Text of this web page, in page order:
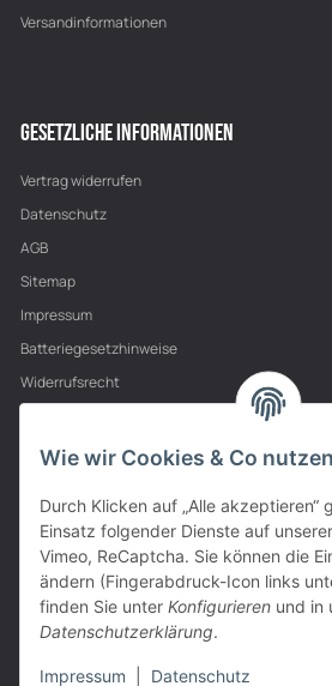
Versandinformationen
GESETZLICHE INFORMATIONEN
Vertrag widerrufen
Datenschutz
AGB
Sitemap
Impressum
Batteriegesetzhinweise
Widerrufsrecht
PARTNER
Wie wir Cookies & Co nutzen
Durch Klicken auf „Alle akzeptieren“
Einsatz folgender Dienste auf
Vimeo, ReCaptcha. Sie können die
ändern (Fingerabdruck-Icon links
finden Sie unter Konfigurieren und in
Datenschutzerklärung.
Impressum Datenschutz